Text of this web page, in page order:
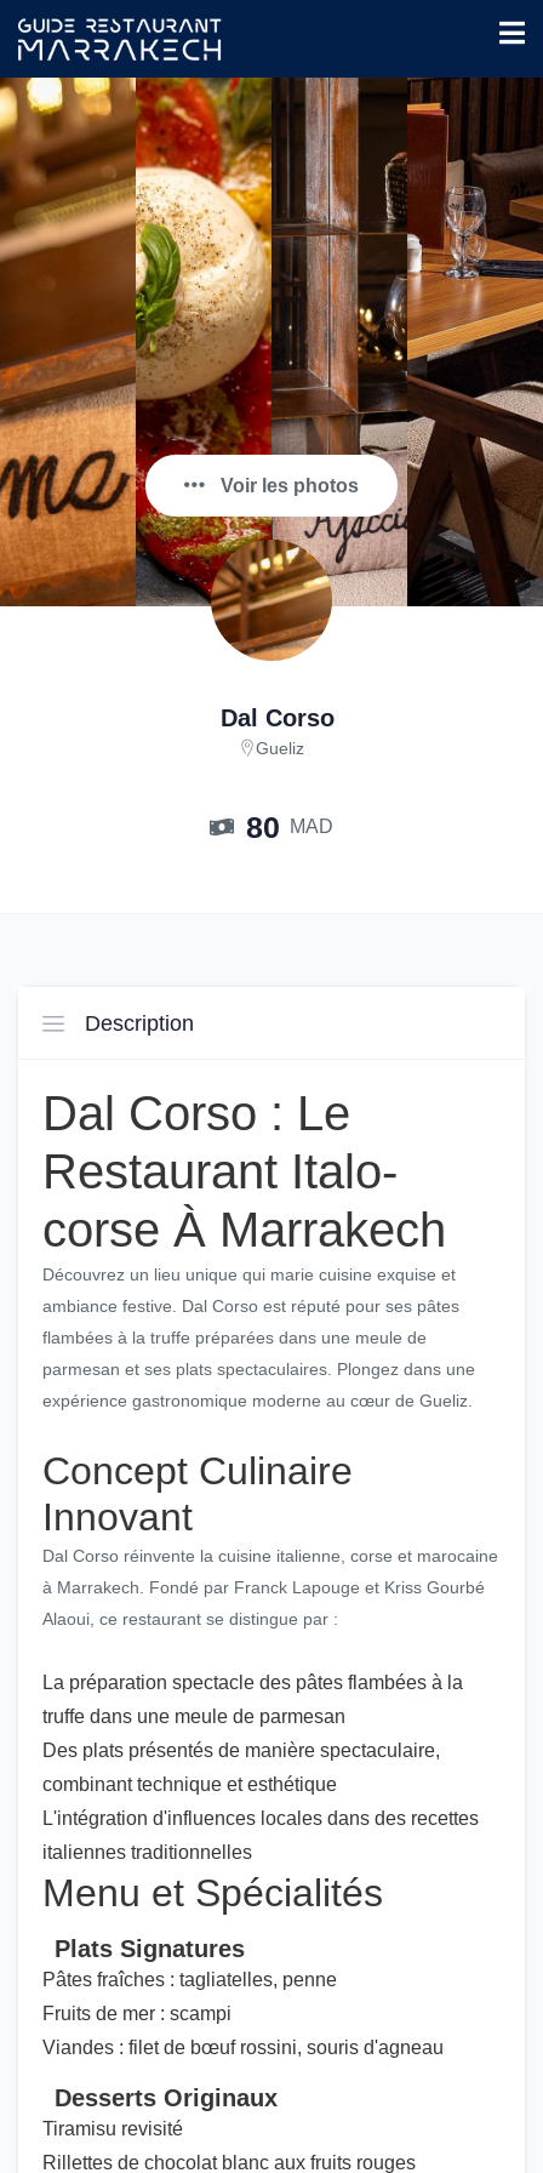
Voir les photos
Dal Corso
Gueliz
80 MAD
Description
Dal Corso : Le
Restaurant Italo-
corse À Marrakech
Découvrez un lieu unique qui marie cuisine exquise et
ambiance festive. Dal Corso est réputé pour ses pâtes
flambées à la truffe préparées dans une meule de
parmesan et ses plats spectaculaires. Plongez dans une
expérience gastronomique moderne au cœur de Gueliz.
Concept Culinaire
Innovant
Dal Corso réinvente la cuisine italienne, corse et marocaine
à Marrakech. Fondé par Franck Lapouge et Kriss Gourbé
Alaoui, ce restaurant se distingue par :
La préparation spectacle des pâtes flambées à la
truffe dans une meule de parmesan
Des plats présentés de manière spectaculaire,
combinant technique et esthétique
L'intégration d'influences locales dans des recettes
italiennes traditionnelles
Menu et Spécialités
Plats Signatures
Pâtes fraîches : tagliatelles, penne
Fruits de mer : scampi
Viandes : filet de bœuf rossini, souris d'agneau
Desserts Originaux
Tiramisu revisité
Rillettes de chocolat blanc aux fruits rouges